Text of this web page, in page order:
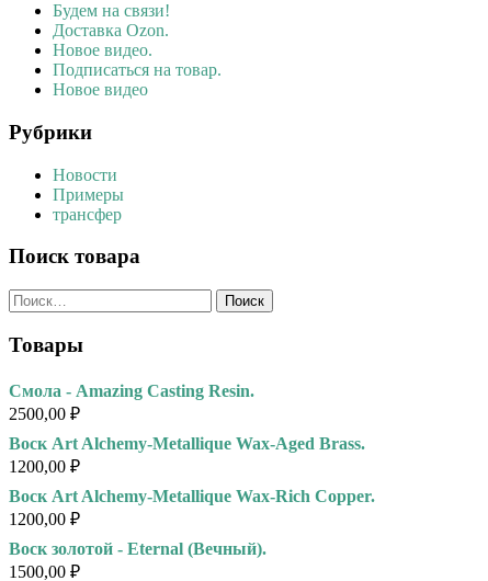
Будем на связи!
Доставка Ozon.
Новое видео.
Подписаться на товар.
Новое видео
Рубрики
Новости
Примеры
трансфер
Поиск товара
Найти:
Товары
Смола - Amazing Casting Resin.
2500,00 ₽
Воск Art Alchemy-Metallique Wax-Aged Brass.
1200,00 ₽
Воск Art Alchemy-Metallique Wax-Rich Copper.
1200,00 ₽
Воск золотой - Eternal (Вечный).
1500,00 ₽